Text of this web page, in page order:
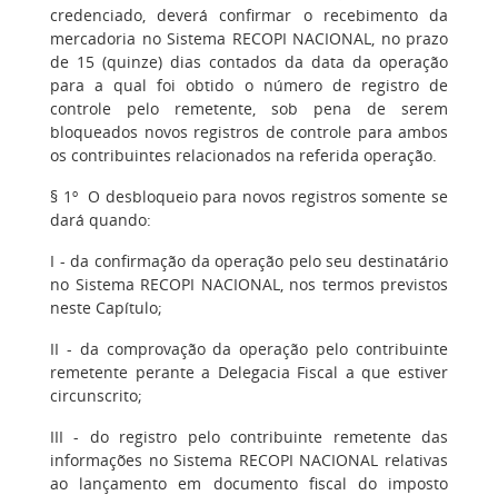
credenciado, deverá confirmar o recebimento da
mercadoria no Sistema RECOPI NACIONAL, no prazo
de 15 (quinze) dias contados da data da operação
para a qual foi obtido o número de registro de
controle pelo remetente, sob pena de serem
bloqueados novos registros de controle para ambos
os contribuintes relacionados na referida operação.
§ 1º O desbloqueio para novos registros somente se
dará quando:
I - da confirmação da operação pelo seu destinatário
no Sistema RECOPI NACIONAL, nos termos previstos
neste Capítulo;
II - da comprovação da operação pelo contribuinte
remetente perante a Delegacia Fiscal a que estiver
circunscrito;
III - do registro pelo contribuinte remetente das
informações no Sistema RECOPI NACIONAL relativas
ao lançamento em documento fiscal do imposto